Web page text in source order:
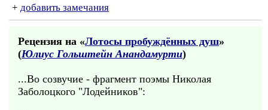
+ добавить замечания
Рецензия на «Лотосы пробуждённых душ»
(Юлиус Гольштейн Анандамурти)
...Во созвучие - фрагмент поэмы Николая
Заболоцкого "Лодейников":